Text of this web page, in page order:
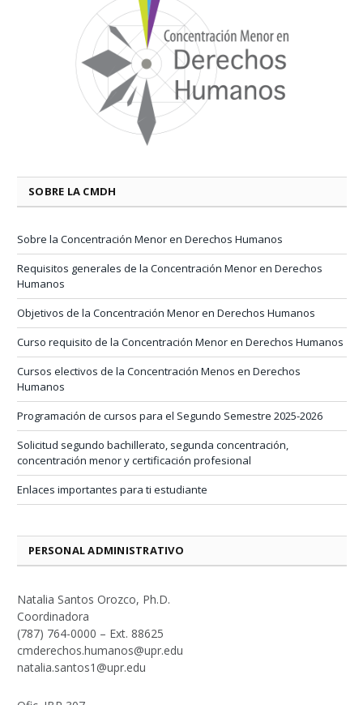
SOBRE LA CMDH
Sobre la Concentración Menor en Derechos Humanos
Requisitos generales de la Concentración Menor en Derechos
Humanos
Objetivos de la Concentración Menor en Derechos Humanos
Curso requisito de la Concentración Menor en Derechos Humanos
Cursos electivos de la Concentración Menos en Derechos
Humanos
Programación de cursos para el Segundo Semestre 2025-2026
Solicitud segundo bachillerato, segunda concentración,
concentración menor y certificación profesional
Enlaces importantes para ti estudiante
PERSONAL ADMINISTRATIVO
Natalia Santos Orozco, Ph.D.
Coordinadora
(787) 764-0000 – Ext. 88625
cmderechos.humanos@upr.edu
natalia.santos1@upr.edu